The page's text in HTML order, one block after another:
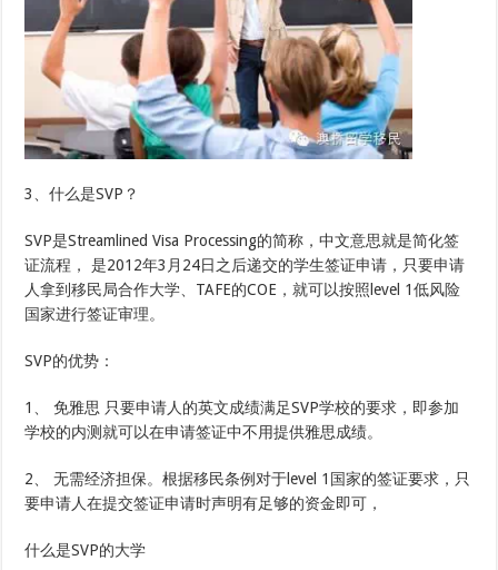
3、什么是SVP？
SVP是Streamlined Visa Processing的简称，中文意思就是简化签
证流程， 是2012年3月24日之后递交的学生签证申请，只要申请
人拿到移民局合作大学、TAFE的COE，就可以按照level 1低风险
国家进行签证审理。
SVP的优势：
1、 免雅思 只要申请人的英文成绩满足SVP学校的要求，即参加
学校的内测就可以在申请签证中不用提供雅思成绩。
2、 无需经济担保。根据移民条例对于level 1国家的签证要求，只
要申请人在提交签证申请时声明有足够的资金即可，
什么是SVP的大学